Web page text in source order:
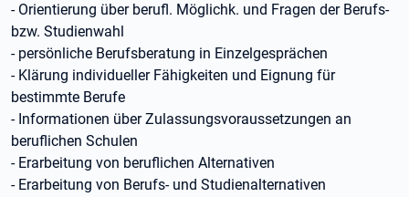
- Orientierung über berufl. Möglichk. und Fragen der Berufs-
bzw. Studienwahl
- persönliche Berufsberatung in Einzelgesprächen
- Klärung individueller Fähigkeiten und Eignung für
bestimmte Berufe
- Informationen über Zulassungsvoraussetzungen an
beruflichen Schulen
- Erarbeitung von beruflichen Alternativen
- Erarbeitung von Berufs- und Studienalternativen